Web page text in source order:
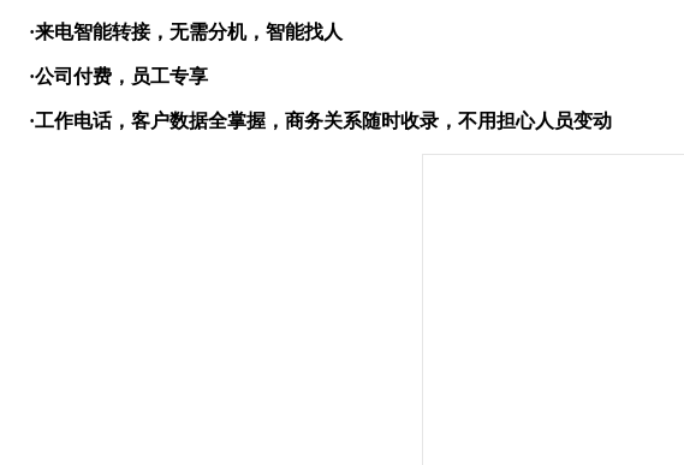
·来电智能转接，无需分机，智能找人
·公司付费，员工专享
·工作电话，客户数据全掌握，商务关系随时收录，不用担心人员变动